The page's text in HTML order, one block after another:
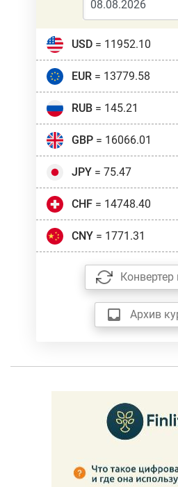
USD= 11952.10
EUR= 13779.58
RUB= 145.21
GBP= 16066.01
JPY= 75.47
CHF= 14748.40
CNY= 1771.31
Архив